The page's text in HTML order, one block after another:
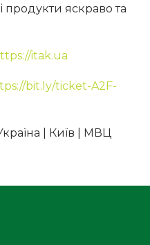
продукти яскраво та
itak.ua
bit.ly/ticket-A2F-
| Київ | МВЦ